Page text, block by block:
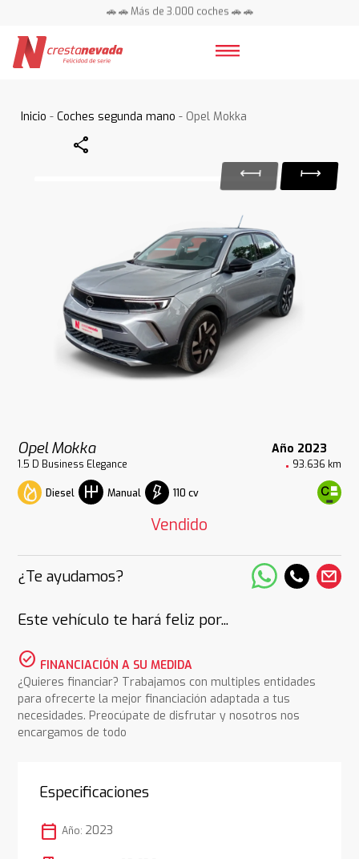
🚗 🚗 Más de 3.000 coches 🚗 🚗
Inicio -Coches segunda mano - Opel Mokka
Share
Opel Mokka Año 2023
1.5 D Business Elegance 93.636 km
Diesel Manual 110 cv
Vendido
¿Te ayudamos?
Este vehículo te hará feliz por...
check_circle FINANCIACIÓN A SU MEDIDA
¿Quieres financiar? Trabajamos con multiples entidades
para ofrecerte la mejor financiación adaptada a tus
necesidades. Preocúpate de disfrutar y nosotros nos
encargamos de todo
Especificaciones
calendar_today Año: 2023